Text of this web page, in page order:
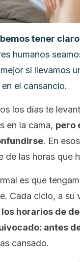
tener
humanos
si llevamos
el cansancio.
los días te
en la cama, pero
. En
de las horas que
es que
Cada ciclo, a
horarios de
antes
cansado.